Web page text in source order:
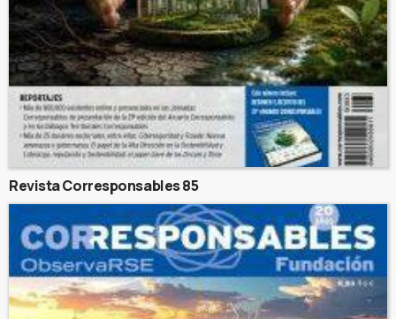
Revista Corresponsables 85